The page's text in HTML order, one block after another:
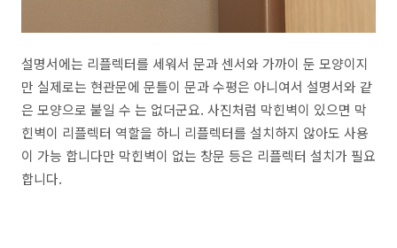
설명서에는 리플렉터를 세워서 문과 센서와 가까이 둔 모양이지
만 실제로는 현관문에 문틀이 문과 수평은 아니여서 설명서와 같
은 모양으로 붙일 수 는 없더군요. 사진처럼 막힌벽이 있으면 막
힌벽이 리플렉터 역할을 하니 리플렉터를 설치하지 않아도 사용
이 가능 합니다만 막힌벽이 없는 창문 등은 리플렉터 설치가 필요
합니다.